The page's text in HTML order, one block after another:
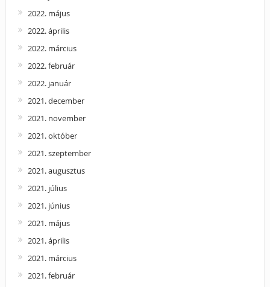
2022. május
2022. április
2022. március
2022. február
2022. január
2021. december
2021. november
2021. október
2021. szeptember
2021. augusztus
2021. július
2021. június
2021. május
2021. április
2021. március
2021. február